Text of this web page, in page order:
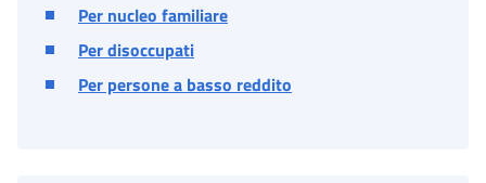
Per nucleo familiare
Per disoccupati
Per persone a basso reddito